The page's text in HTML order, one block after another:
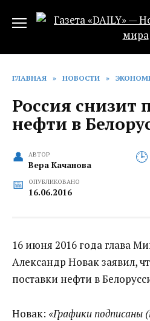
ГЛАВНАЯ » НОВОСТИ »
Россия снизит
нефти в
АВТОР
Вера Качанова
ОПУБЛИКОВАНО
16.06.2016
16 июня 2016 года глава
Александр Новак заявил,
поставки нефти в
Новак: «Графики подписаны